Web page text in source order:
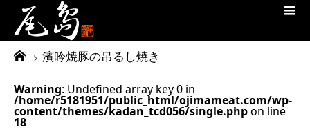
濱吟焼豚の吊るし焼き
Warning: Undefined array key 0 in
/home/r5181951/public_html/ojimameat.com/wp-
content/themes/kadan_tcd056/single.phpon line
18